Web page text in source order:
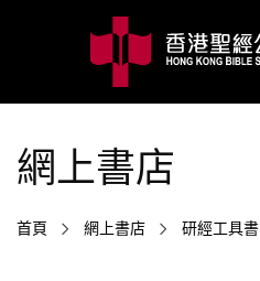
網上書店
首頁 網上書店 研經工具書